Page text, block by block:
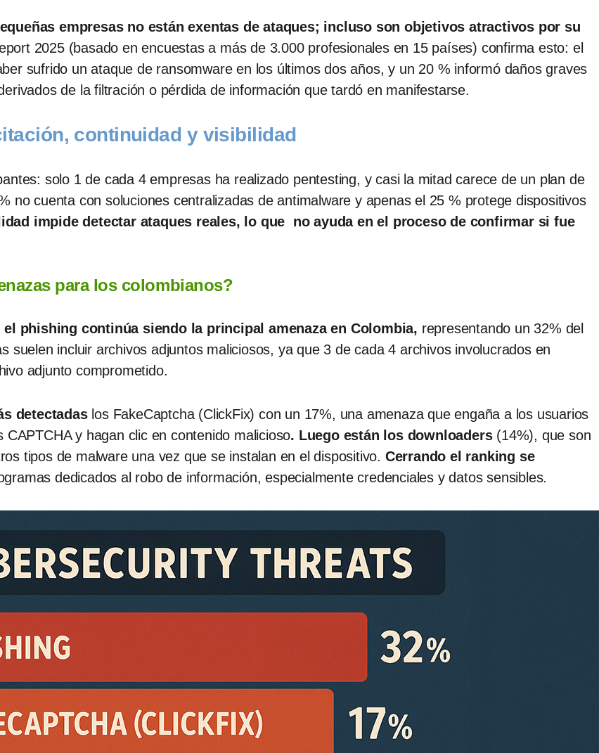
empresas no están exentas de ataques; incluso son objetivos atractivos por su
2025 (basado en encuestas a más de 3.000 profesionales en 15 países) confirma esto: el
sufrido un ataque de ransomware en los últimos dos años, y un 20 % informó daños graves
de la filtración o pérdida de información que tardó en manifestarse.
continuidad y visibilidad
solo 1 de cada 4 empresas ha realizado pentesting, y casi la mitad carece de un plan de
no cuenta con soluciones centralizadas de antimalware y apenas el 25 % protege dispositivos
impide detectar ataques reales, lo que no ayuda en el proceso de confirmar si fue
para los colombianos?
el phishing continúa siendo la principal amenaza en Colombia, representando un 32% del
suelen incluir archivos adjuntos maliciosos, ya que 3 de cada 4 archivos involucrados en
adjunto comprometido.
detectadaslos FakeCaptcha (ClickFix) con un 17%, una amenaza que engaña a los usuarios
y hagan clic en contenido malicioso. Luego están los downloaders(14%), que son
tipos de malware una vez que se instalan en el dispositivo. Cerrando el ranking se
dedicados al robo de información, especialmente credenciales y datos sensibles.